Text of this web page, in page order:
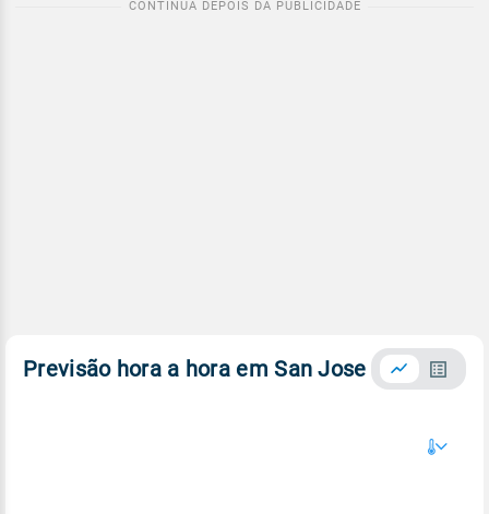
Previsão hora a hora em San Jose